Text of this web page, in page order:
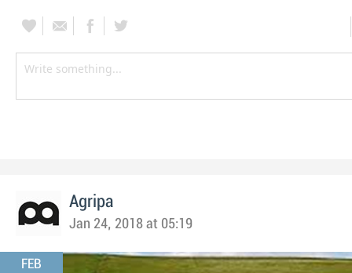
Agripa
Jan 24, 2018 at 05:19
FEB